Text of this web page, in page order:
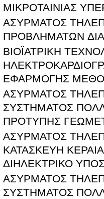
ΜΙΚΡΟΤΑΙΝΙΑΣ
ΑΣΥΡΜΑΤΟΣ
ΠΡΟΒΛΗΜΑΤΩΝ
ΒΙΟΪΑΤΡΙΚΗ
ΕΦΑΡΜΟΓΗΣ
ΑΣΥΡΜΑΤΟΣ
ΣΥΣΤΗΜΑΤΟΣ
ΠΡΟΤΥΠΗΣ
ΑΣΥΡΜΑΤΟΣ
ΚΑΤΑΣΚΕΥΗ
ΔΙΗΛΕΚΤΡΙΚΟ
ΑΣΥΡΜΑΤΟΣ
ΣΥΣΤΗΜΑΤΟΣ